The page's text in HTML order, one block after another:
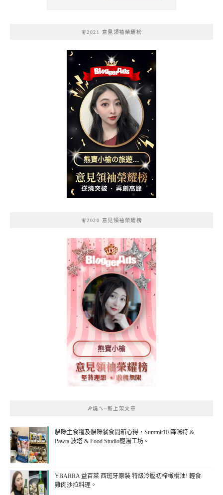
🧚2021 意見領袖榮耀榜
熊寶小榆の旅遊日
記
🧚2020 意見領袖榮耀榜
熊寶小榆
🔎燒ㄟ~新上架文章
貓咪主食糧及貓咪餐食開箱心得，Summit10 森咪特 &
Pawta 波塔 & Food Studio寵湯工坊。
YBARRA 益百萊 西班牙原裝 特級冷壓初榨橄欖油! 輕食
雞肉沙拉料理。